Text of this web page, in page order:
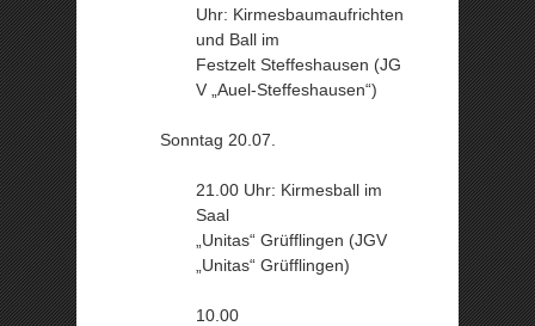
Uhr: Kirmesbaumaufrichten
und Ball im
Festzelt Steffeshausen (JG
V „Auel-Steffeshausen“)
Sonntag 20.07.
21.00 Uhr: Kirmesball im
Saal
„Unitas“ Grüfflingen (JGV
„Unitas“ Grüfflingen)
10.00